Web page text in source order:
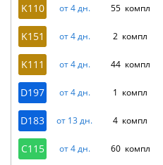
K110 от 4 дн. 55 компл
K151 от 4 дн. 2 компл
K111 от 4 дн. 44 компл
D197 от 4 дн. 1 компл
D183 от 13 дн. 4 компл
C115 от 4 дн. 60 компл